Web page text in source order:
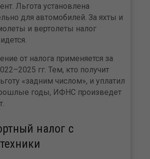
Льгота установлена
для автомобилей. За яхты и
и вертолеты налог
от налога применяется за
гг. Тем, кто получит
«задним числом», и уплатил
годы, ИФНС произведет
налог с